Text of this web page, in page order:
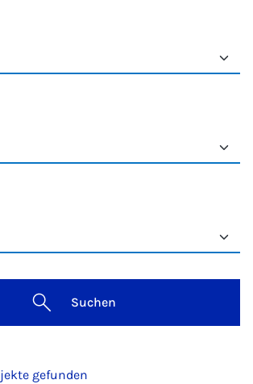
Suchen
gefunden